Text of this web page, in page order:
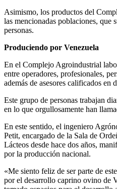
Asimismo, los productos del
las mencionadas poblaciones, que
personas.
Produciendo por Venezuela
En el Complejo Agroindustrial
entre operadores, profesionales,
además de asesores calificados en
Este grupo de personas trabajan
en lo que orgullosamente han
En este sentido, el ingeniero
Petit, encargado de la Sala de
Lácteos desde hace dos años,
por la producción nacional.
«Me siento feliz de ser parte de
por el desarrollo caprino ovino de